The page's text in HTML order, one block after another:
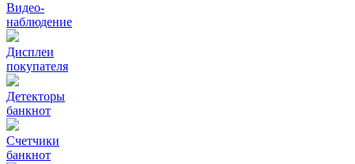
Видео‑
наблюдение
Дисплеи
покупателя
Детекторы
банкнот
Счетчики
банкнот